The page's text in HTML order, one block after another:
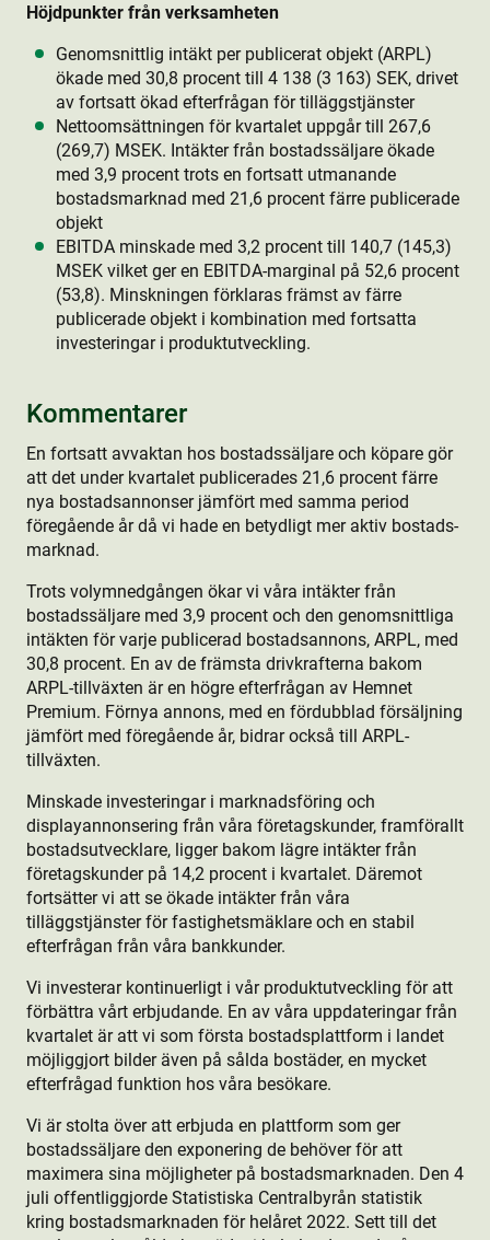
Höjdpunkter från verksamheten
Genomsnittlig intäkt per publicerat objekt (ARPL)
ökade med 30,8 procent till 4 138 (3 163) SEK, drivet
av fortsatt ökad efterfrågan för tilläggstjänster
Nettoomsättningen för kvartalet uppgår till 267,6
(269,7) MSEK. Intäkter från bostads­säljare ökade
med 3,9 procent trots en fortsatt utmanande
bostads­marknad med 21,6 procent färre publicerade
objekt
EBITDA minskade med 3,2 procent till 140,7 (145,3)
MSEK vilket ger en EBITDA-marginal på 52,6 procent
(53,8). Minskningen förklaras främst av färre
publicerade objekt i kombination med fortsatta
investeringar i produkt­utveckling.
Kommentarer
En fortsatt avvaktan hos bostads­säljare och köpare gör
att det under kvartalet publicerades 21,6 procent färre
nya bostads­annonser jämfört med samma period
föregående år då vi hade en betydligt mer aktiv bostads­
marknad.
Trots volymnedgången ökar vi våra intäkter från
bostads­säljare med 3,9 procent och den genomsnittliga
intäkten för varje publicerad bostads­annons, ARPL, med
30,8 procent. En av de främsta drivkrafterna bakom
ARPL-tillväxten är en högre efterfrågan av Hemnet
Premium. Förnya annons, med en fördubblad försäljning
jämfört med föregående år, bidrar också till ARPL-
tillväxten.
Minskade investeringar i marknadsföring och
displayannonsering från våra företagskunder, framförallt
bostads­utvecklare, ligger bakom lägre intäkter från
företagskunder på 14,2 procent i kvartalet. Däremot
fortsätter vi att se ökade intäkter från våra
tilläggstjänster för fastighetsmäklare och en stabil
efterfrågan från våra bankkunder.
Vi investerar kontinuerligt i vår produkt­utveckling för att
förbättra vårt erbjudande. En av våra uppdateringar från
kvartalet är att vi som första bostads­plattform i landet
möjliggjort bilder även på sålda bostäder, en mycket
efterfrågad funktion­ hos våra besökare.
Vi är stolta över att erbjuda en plattform som ger
bostads­säljare den exponering de behöver för att
maximera sina möjligheter på bostads­marknaden. Den 4
juli offentliggjorde Statistiska Centralbyrån statistik
kring bostads­marknaden för helåret 2022. Sett till det